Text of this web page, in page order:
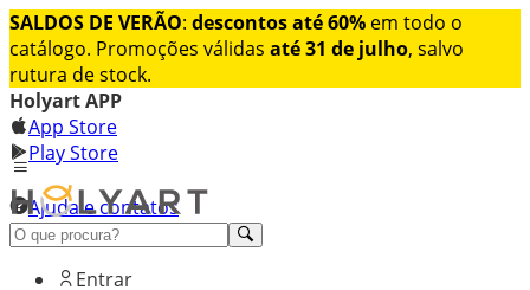
SALDOS DE VERÃO: descontos até 60% em todo o
catálogo. Promoções válidas até 31 de julho, salvo
rutura de stock.
Holyart APP
App Store
Play Store
Ajuda e contatos
Conheça premium
Entrar